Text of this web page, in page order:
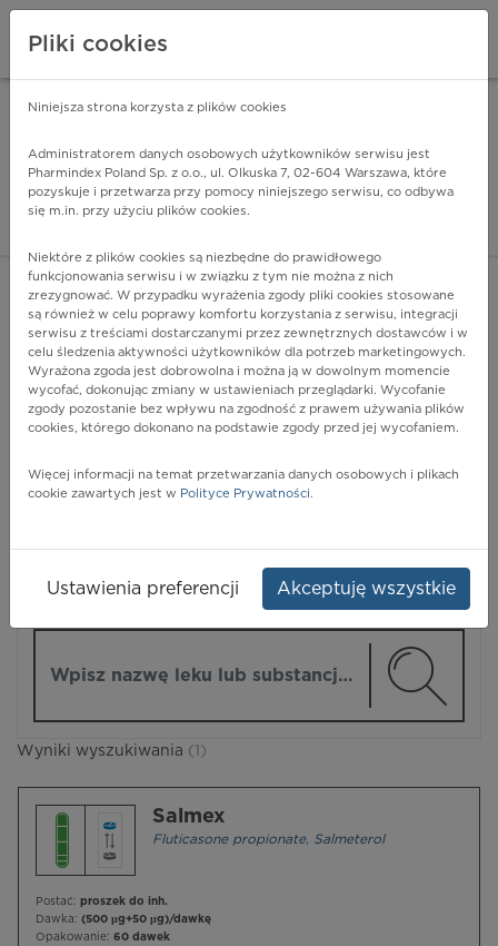
Pharmindex - lider
ZALOGUJ SIĘ
POKAŻ FILTRY
Pharmindex
Wyniki wyszukiwania (1)
Salmex
Fluticasone propionate, Salmeterol
Postać: proszek do inh.
Dawka: (500 µg+50 µg)/dawkę
Opakowanie: 60 dawek
Pliki cookies
Niniejsza strona korzysta z plików cookies
Administratorem danych osobowych użytkowników serwisu jest
Pharmindex Poland Sp. z o.o., ul. Olkuska 7, 02-604 Warszawa, które
pozyskuje i przetwarza przy pomocy niniejszego serwisu, co odbywa
się m.in. przy użyciu plików cookies.
Niektóre z plików cookies są niezbędne do prawidłowego
funkcjonowania serwisu i w związku z tym nie można z nich
zrezygnować. W przypadku wyrażenia zgody pliki cookies stosowane
są również w celu poprawy komfortu korzystania z serwisu, integracji
serwisu z treściami dostarczanymi przez zewnętrznych dostawców i w
celu śledzenia aktywności użytkowników dla potrzeb marketingowych.
Wyrażona zgoda jest dobrowolna i można ją w dowolnym momencie
wycofać, dokonując zmiany w ustawieniach przeglądarki. Wycofanie
zgody pozostanie bez wpływu na zgodność z prawem używania plików
cookies, którego dokonano na podstawie zgody przed jej wycofaniem.
Więcej informacji na temat przetwarzania danych osobowych i plikach
cookie zawartych jest w Polityce Prywatności.
Ustawienia preferencji Akceptuję wszystkie
ZA DARMO - w Google Play INSTALUJ